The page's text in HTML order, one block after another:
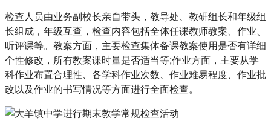
检查人员由业务副校长亲自带头，教导处、教研组长和年级组
长组成，年级互查，检查内容包括全体任课教师教案、作业、
听评课等。教案方面，主要检查集体备课教案使用是否有详细
个性修改，所有教案课时量是否适当等;作业方面，主要从学
科作业布置合理性、各学科作业次数、作业难易程度、作业批
改以及作业的书写情况等方面进行全面检查。